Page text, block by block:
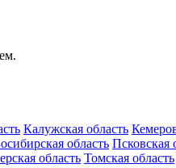
Калужская область
область Псковская
область Томская область